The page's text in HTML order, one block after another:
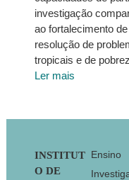
investigação
ao fortalecimento
resolução de
tropicais e de
Ler mais
Footer
INSTITUT
O DE
Ensino